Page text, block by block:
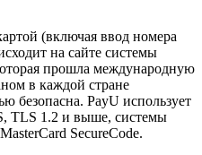
(включая ввод номера
на сайте системы
прошла международную
в каждой стране
безопасна. PayU использует
TLS 1.2 и выше, системы
SecureCode.